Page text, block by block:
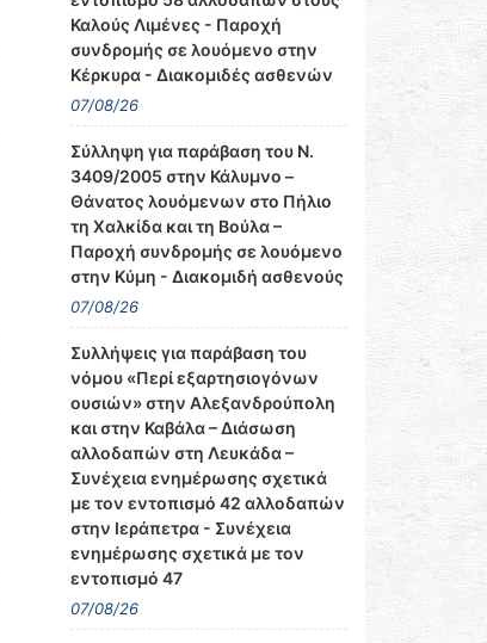
Καλούς Λιμένες - Παροχή
συνδρομής σε λουόμενο στην
Κέρκυρα - Διακομιδές ασθενών
07/08/26
Σύλληψη για παράβαση του Ν.
3409/2005 στην Κάλυμνο –
Θάνατος λουόμενων στο Πήλιο
τη Χαλκίδα και τη Βούλα –
Παροχή συνδρομής σε λουόμενο
στην Κύμη - Διακομιδή ασθενούς
07/08/26
Συλλήψεις για παράβαση του
νόμου «Περί εξαρτησιογόνων
ουσιών» στην Αλεξανδρούπολη
και στην Καβάλα – Διάσωση
αλλοδαπών στη Λευκάδα –
Συνέχεια ενημέρωσης σχετικά
με τον εντοπισμό 42 αλλοδαπών
στην Ιεράπετρα - Συνέχεια
ενημέρωσης σχετικά με τον
εντοπισμό 47
07/08/26